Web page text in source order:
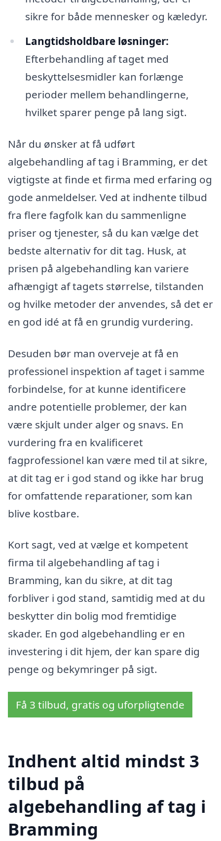
sikre for både mennesker og kæledyr.
Langtidsholdbare løsninger:
Efterbehandling af taget med
beskyttelsesmidler kan forlænge
perioder mellem behandlingerne,
hvilket sparer penge på lang sigt.
Når du ønsker at få udført
algebehandling af tag i Bramming, er det
vigtigste at finde et firma med erfaring og
gode anmeldelser. Ved at indhente tilbud
fra flere fagfolk kan du sammenligne
priser og tjenester, så du kan vælge det
bedste alternativ for dit tag. Husk, at
prisen på algebehandling kan variere
afhængigt af tagets størrelse, tilstanden
og hvilke metoder der anvendes, så det er
en god idé at få en grundig vurdering.
Desuden bør man overveje at få en
professionel inspektion af taget i samme
forbindelse, for at kunne identificere
andre potentielle problemer, der kan
være skjult under alger og snavs. En
vurdering fra en kvalificeret
fagprofessionel kan være med til at sikre,
at dit tag er i god stand og ikke har brug
for omfattende reparationer, som kan
blive kostbare.
Kort sagt, ved at vælge et kompetent
firma til algebehandling af tag i
Bramming, kan du sikre, at dit tag
forbliver i god stand, samtidig med at du
beskytter din bolig mod fremtidige
skader. En god algebehandling er en
investering i dit hjem, der kan spare dig
penge og bekymringer på sigt.
Få 3 tilbud, gratis og uforpligtende
Indhent altid mindst 3
tilbud på
algebehandling af tag i
Bramming